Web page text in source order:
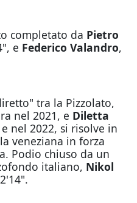
completato da Pietro
e Federico Valandro,
tra la Pizzolato,
nel 2021, e Diletta
nel 2022, si risolve in
veneziana in forza
Podio chiuso da un
italiano, Nikol